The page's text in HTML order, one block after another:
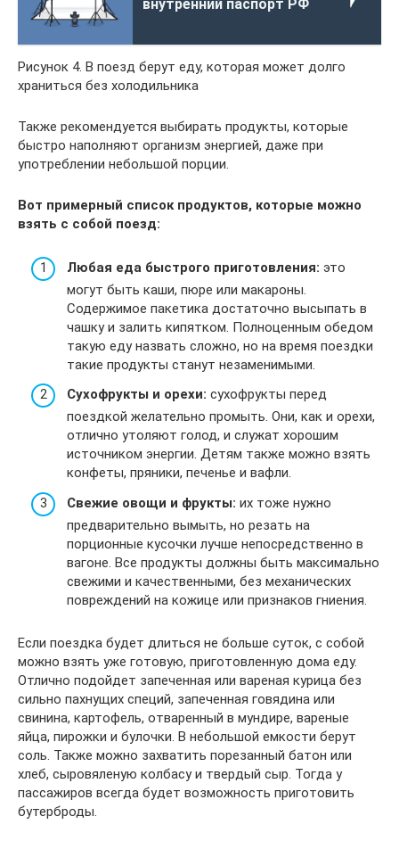
внутренний паспорт РФ
Рисунок 4. В поезд берут еду, которая может долго
храниться без холодильника
Также рекомендуется выбирать продукты, которые
быстро наполняют организм энергией, даже при
употреблении небольшой порции.
Вот примерный список продуктов, которые можно
взять с собой поезд:
Любая еда быстрого приготовления: это
могут быть каши, пюре или макароны.
Содержимое пакетика достаточно высыпать в
чашку и залить кипятком. Полноценным обедом
такую еду назвать сложно, но на время поездки
такие продукты станут незаменимыми.
Сухофрукты и орехи: сухофрукты перед
поездкой желательно промыть. Они, как и орехи,
отлично утоляют голод, и служат хорошим
источником энергии. Детям также можно взять
конфеты, пряники, печенье и вафли.
Свежие овощи и фрукты: их тоже нужно
предварительно вымыть, но резать на
порционные кусочки лучше непосредственно в
вагоне. Все продукты должны быть максимально
свежими и качественными, без механических
повреждений на кожице или признаков гниения.
Если поездка будет длиться не больше суток, с собой
можно взять уже готовую, приготовленную дома еду.
Отлично подойдет запеченная или вареная курица без
сильно пахнущих специй, запеченная говядина или
свинина, картофель, отваренный в мундире, вареные
яйца, пирожки и булочки. В небольшой емкости берут
соль. Также можно захватить порезанный батон или
хлеб, сыровяленую колбасу и твердый сыр. Тогда у
пассажиров всегда будет возможность приготовить
бутерброды.